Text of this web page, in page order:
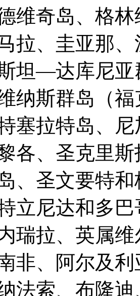
维奇岛、格
拉、圭亚那
坦—达库尼亚
纳斯群岛（
塞拉特岛、
各、圣克里
、圣文要特
立尼达和多
瑞拉、英属
非、阿尔及
法索、布隆